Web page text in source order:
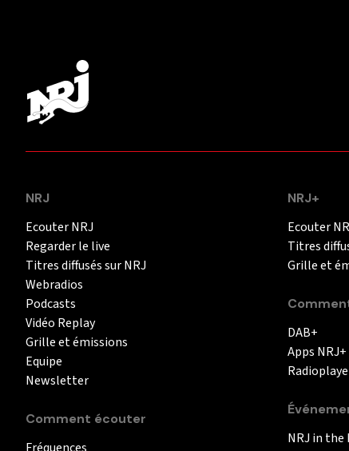
NRJ
Ecouter NRJ
Regarder le live
Titres diffusés sur NRJ
Webradios
Podcasts
Vidéo Replay
Grille et émissions
Equipe
Newsletter
Comment écouter
NRJ+
Ecouter
Titres
Grille et
DAB+
Apps NRJ+
NRJ in the